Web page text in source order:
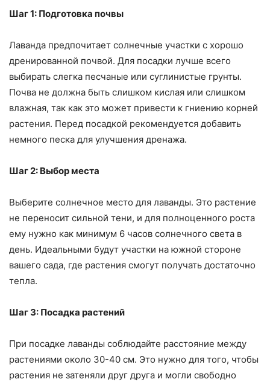
Шаг 1: Подготовка почвы
Лаванда предпочитает солнечные участки с хорошо
дренированной почвой. Для посадки лучше всего
выбирать слегка песчаные или суглинистые грунты.
Почва не должна быть слишком кислая или слишком
влажная, так как это может привести к гниению корней
растения. Перед посадкой рекомендуется добавить
немного песка для улучшения дренажа.
Шаг 2: Выбор места
Выберите солнечное место для лаванды. Это растение
не переносит сильной тени, и для полноценного роста
ему нужно как минимум 6 часов солнечного света в
день. Идеальными будут участки на южной стороне
вашего сада, где растения смогут получать достаточно
тепла.
Шаг 3: Посадка растений
При посадке лаванды соблюдайте расстояние между
растениями около 30-40 см. Это нужно для того, чтобы
растения не затеняли друг друга и могли свободно